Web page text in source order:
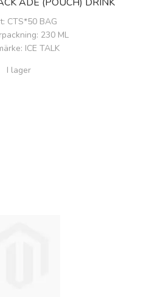
: CTS*50 BAG
: 230 ML
: ICE TALK
I lager